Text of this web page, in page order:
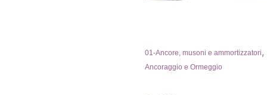
01-Ancore, musoni e ammortizzatori,
Ancoraggio e Ormeggio